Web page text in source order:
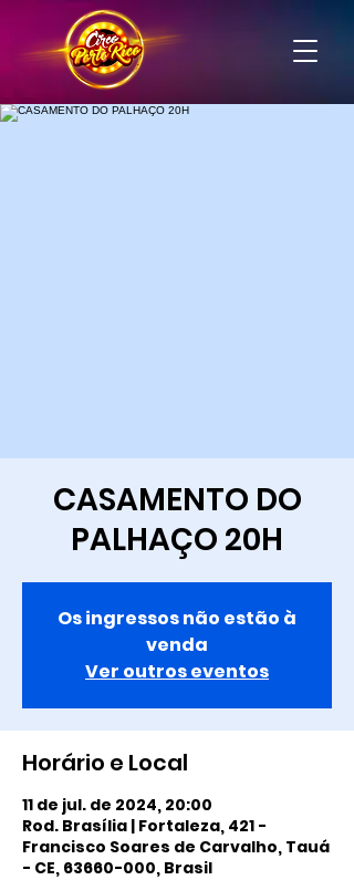
CASAMENTO DO
PALHAÇO 20H
Os ingressos não estão à
venda
Ver outros eventos
Horário e Local
11 de jul. de 2024, 20:00
Rod. Brasília | Fortaleza, 421 -
Francisco Soares de Carvalho, Tauá
- CE, 63660-000, Brasil